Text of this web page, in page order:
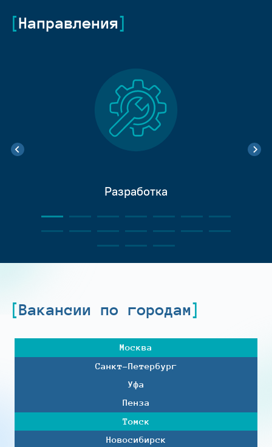
Направления
Разработка
Вакансии по городам
Москва
Санкт-Петербург
Уфа
Пенза
Томск
Новосибирск